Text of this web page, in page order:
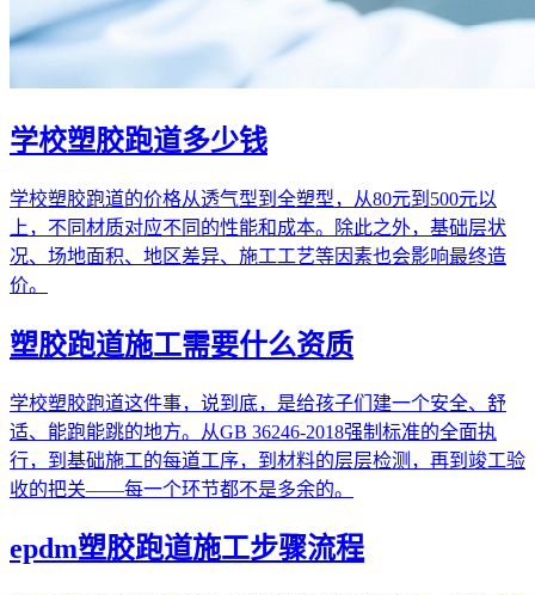
学校塑胶跑道多少钱
学校塑胶跑道的价格从透气型到全塑型，从80元到500元以
上，不同材质对应不同的性能和成本。除此之外，基础层状
况、场地面积、地区差异、施工工艺等因素也会影响最终造
价。
塑胶跑道施工需要什么资质
学校塑胶跑道这件事，说到底，是给孩子们建一个安全、舒
适、能跑能跳的地方。从GB 36246-2018强制标准的全面执
行，到基础施工的每道工序，到材料的层层检测，再到竣工验
收的把关——每一个环节都不是多余的。
epdm塑胶跑道施工步骤流程